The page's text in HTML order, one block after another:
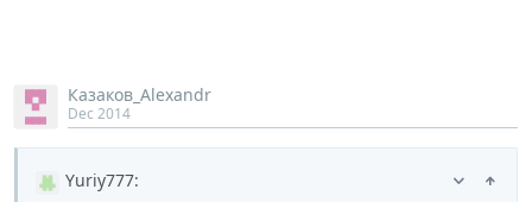
Казаков_Alexandr
Dec 2014
Yuriy777: